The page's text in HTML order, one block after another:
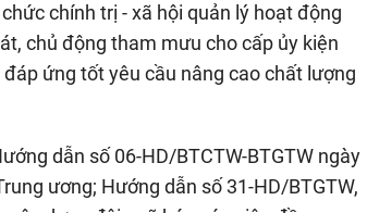
chính trị - xã hội quản lý hoạt động
chủ động tham mưu cho cấp ủy kiện
ứng tốt yêu cầu nâng cao chất lượng
dẫn số 06-HD/BTCTW-BTGTW ngày
ương; Hướng dẫn số 31-HD/BTGTW,